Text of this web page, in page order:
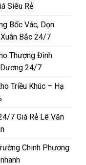
Siêu Rẻ
Bốc Vác, Dọn
Bắc 24/7
Thượng Đình
Dương 24/7
Triều Khúc – Hạ
7 Giá Rẻ Lê Văn
Chinh Phương